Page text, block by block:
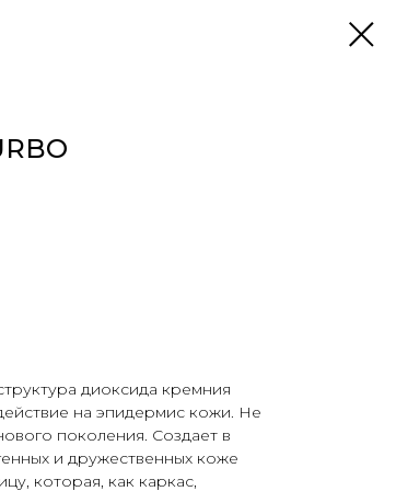
диоксида кремния
на эпидермис кожи. Не
поколения. Создает в
и дружественных коже
которая, как каркас,